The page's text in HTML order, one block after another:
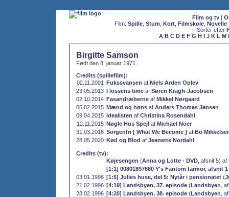
Film og tv|
Film: Spille, Stum Kort, Filmskole, Novelle
Sorter efter
A B C D E F G H I J K L M
Birgitte Samson
Født den 8. januar 1971.
Credits (spillefilm):
02.11.2001 Fukssvansen af Niels Arden Oplev
23.05.2013 I lossens time af Søren Kragh-Jacobsen
02.10.2014 Fasandræberne af Mikkel Nørgaard
05.02.2015 Mænd og høns af Anders Thomas Jensen
09.04.2015 Idealisten af Christina Rosendahl
12.11.2015 Nøgle Hus Spejl af Michael Noer
31.03.2016 Sorgenfri [ What We Become ] af Bo
28.05.2020 Kød og Blod af Jeanette Nordahl
Credits (tv):
Køjesengen (Anna og Lotte - DVD , afsnit 5) af
[1:1] 00801897660 Y's Fantom farmor, afsnit 1
03.01.1996 [1:5] Julies huse, del 5: Nytår i pensionatet (
21.02.1996 [4:19] Landsbyen, 37. episode (Landsbyen ,
28.02.1996 [4:20] Landsbyen, 38. episode (Landsbyen ,